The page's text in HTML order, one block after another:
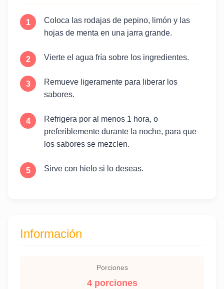
Coloca las rodajas de pepino, limón y las
hojas de menta en una jarra grande.
Vierte el agua fría sobre los ingredientes.
Remueve ligeramente para liberar los
sabores.
Refrigera por al menos 1 hora, o
preferiblemente durante la noche, para que
los sabores se mezclen.
Sirve con hielo si lo deseas.
Información
Porciones
4 porciones